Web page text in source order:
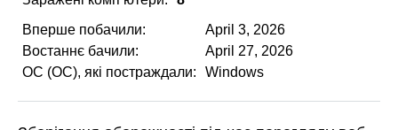
Вперше побачили:
April 3, 2026
Востаннє бачили:
April 27, 2026
ОС (ОС), які постраждали:
Windows